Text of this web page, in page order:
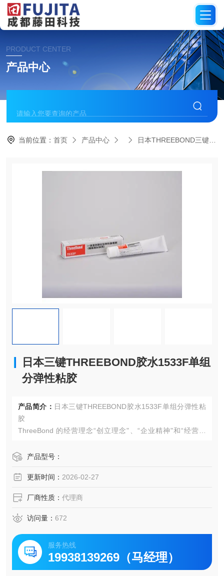
PRODUCT CENTER
产品中心
当前位置：首页 产品中心 日本THREEBOND三键株式会社
日本三键THREEBOND胶水1533F单组
分弹性粘胶
产品简介： 日本三键THREEBOND胶水1533F单组分弹性粘
胶
ThreeBond 的经营理念“创立理念"、“企业精神"和“经营信
了 ThreeBond 的起源，这一理念一直延续到今天。我们仍然
员工都齐心协力，尽努力创造能够满足客户需求的产品。
产品型号：
更新时间： 2026-02-27
厂商性质： 代理商
访问量： 672
服务热线
19938139269（马经理）